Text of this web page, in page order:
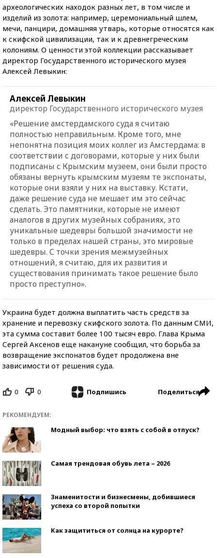
археологических находок разных лет, в том числе и
изделий из золота: например, церемониальный шлем,
мечи, панцири, домашняя утварь, которые относятся как
к скифской цивилизации, так и к древнегреческим
колониям. О ценности этой коллекции рассказывает
директор Государственного исторического музея
Алексей Левыкин:
Алексей Левыкин
директор Государственного исторического музея
«Решение амстердамского суда я считаю
полностью неправильным. Кроме того, мне
непонятна позиция моих коллег из Амстердама: в
соответствии с договорами, которые у них были
подписаны с Крымским музеем, они были просто
обязаны вернуть крымским музеям те экспонаты,
которые они взяли у них на выставку. Кстати,
даже решение суда не мешает им это сейчас
сделать. Это памятники, которые не имеют
аналогов в других музейных собраниях, это
уникальные шедевры большой значимости не
только в пределах нашей страны, это мировые
шедевры. С точки зрения межмузейных
отношений, я считаю, для их развития и
существования принимать такое решение было
просто преступно».
Украина будет должна выплатить часть средств за
хранение и перевозку скифского золота. По данным СМИ,
эта сумма составит более 100 тысяч евро. Глава Крыма
Сергей Аксенов еще накануне сообщил, что борьба за
возвращение экспонатов будет продолжена вне
зависимости от решения суда.
0 0 Подпишись Поделиться
РЕКОМЕНДУЕМ:
Модный выбор: что взять с собой в отпуск?
Самая трендовая обувь лета – 2026
Знаменитости и бизнесмены, добившиеся
успеха со второй попытки
Как защититься от солнца на курорте?